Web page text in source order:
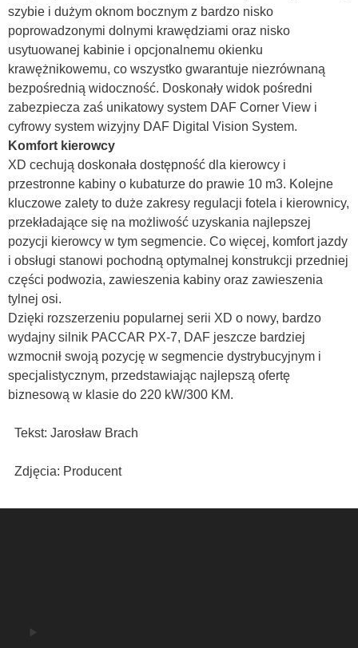
szybie i dużym oknom bocznym z bardzo nisko
poprowadzonymi dolnymi krawędziami oraz nisko
usytuowanej kabinie i opcjonalnemu okienku
krawężnikowemu, co wszystko gwarantuje niezrównaną
bezpośrednią widoczność. Doskonały widok pośredni
zabezpiecza zaś unikatowy system DAF Corner View i
cyfrowy system wizyjny DAF Digital Vision System.
Komfort kierowcy
XD cechują doskonała dostępność dla kierowcy i
przestronne kabiny o kubaturze do prawie 10 m3. Kolejne
kluczowe zalety to duże zakresy regulacji fotela i kierownicy,
przekładające się na możliwość uzyskania najlepszej
pozycji kierowcy w tym segmencie. Co więcej, komfort jazdy
i obsługi stanowi pochodną optymalnej konstrukcji przedniej
części podwozia, zawieszenia kabiny oraz zawieszenia
tylnej osi.
Dzięki rozszerzeniu popularnej serii XD o nowy, bardzo
wydajny silnik PACCAR PX-7, DAF jeszcze bardziej
wzmocnił swoją pozycję w segmencie dystrybucyjnym i
specjalistycznym, przedstawiając najlepszą ofertę
biznesową w klasie do 220 kW/300 KM.
Tekst: Jarosław Brach
Zdjęcia: Producent